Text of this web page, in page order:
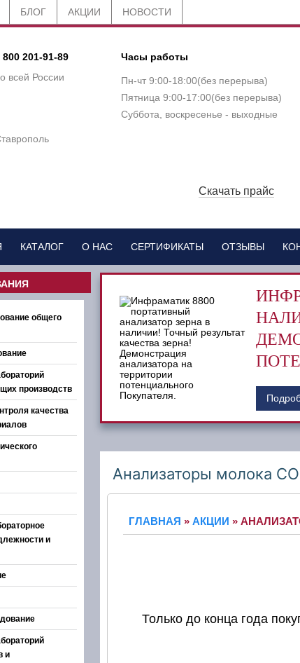
БЛОГ АКЦИИ НОВОСТИ
800 201-91-89
всей России
Часы работы
Пн-чт 9:00-18:00(без перерыва)
Пятница 9:00-17:00(без перерыва)
Суббота, воскресенье - выходные
Скачать прайс
КАТАЛОГ О НАС СЕРТИФИКАТЫ ОТЗЫВЫ
общего
производств
качества
и
и
Анализаторы молока
ГЛАВНАЯ »АКЦИИ »
Только до конца года